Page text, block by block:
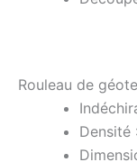
Rouleau de
Densité